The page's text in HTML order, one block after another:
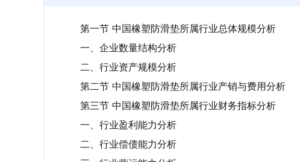
第一节 中国橡塑防滑垫所属行业总体规模分析
一、企业数量结构分析
二、行业资产规模分析
第二节 中国橡塑防滑垫所属行业产销与费用分析
第三节 中国橡塑防滑垫所属行业财务指标分析
一、行业盈利能力分析
二、行业偿债能力分析